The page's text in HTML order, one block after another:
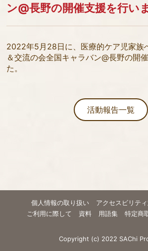
ン@長野の開催支援を行い
2022年5月28日に、医療的ケア児家族
＆交流の会全国キャラバン@長野の開
た。
活動報告一覧
個人情報の取り扱い
アクセスビリテ
ご利用に際して
資料 用語集 特定商
Copyright (c) 2022 SAChi